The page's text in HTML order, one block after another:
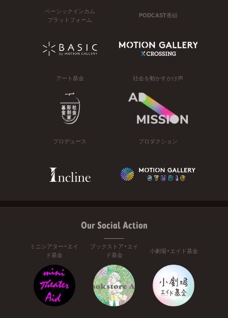
ベーシックインカム
プラットフォーム
PODCAST番組
アート基金 社会を動かすかけ声
プロデュース プロダクション
Our Social Action
ミニシアター・エイ
ド基金
ブックストア・エイ
ド基金
小劇場・エイド基金